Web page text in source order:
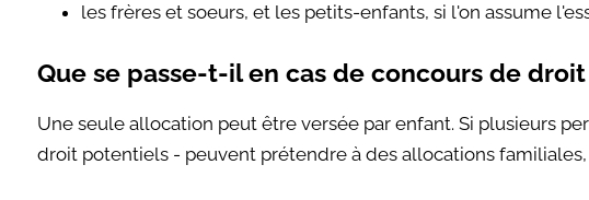
les frères et soeurs, et les petits-enfants, si l'on assume
Que se passe-t-il en cas de concours de droit
Une seule allocation peut être versée par enfant. Si plusieurs
droit potentiels - peuvent prétendre à des allocations